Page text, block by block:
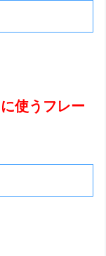
使うフレー